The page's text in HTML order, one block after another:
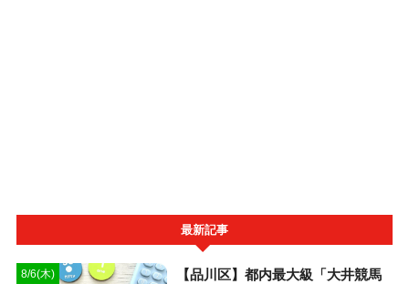
最新記事
8/6(木)
【品川区】都内最大級「大井競馬